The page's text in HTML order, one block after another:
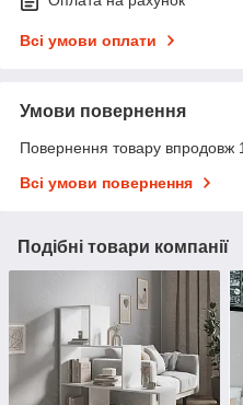
Всі умови оплати
Умови повернення
Повернення товару впродовж
Всі умови повернення
Подібні товари компанії